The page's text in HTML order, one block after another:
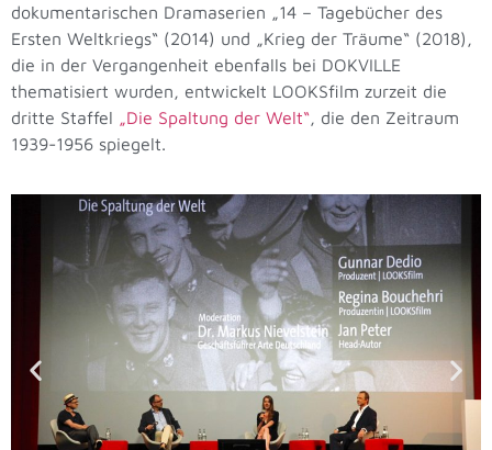
dokumentarischen Dramaserien „14 – Tagebücher des
Ersten Weltkriegs“ (2014) und „Krieg der Träume“ (2018),
die in der Vergangenheit ebenfalls bei DOKVILLE
thematisiert wurden, entwickelt LOOKSfilm zurzeit die
dritte Staffel „Die Spaltung der Welt“, die den Zeitraum
1939-1956 spiegelt.